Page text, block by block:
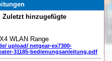
hinzugefügte
WLAN Range
upload/ netgear-ex7300-
31185-bedienungsanleitung.pdf